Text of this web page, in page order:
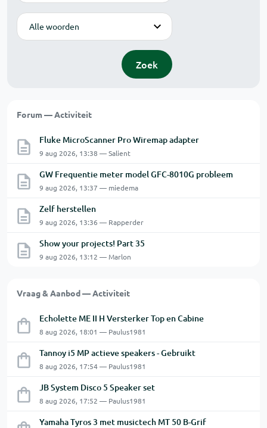
Modus
Zoek
Forum — Activiteit
Fluke MicroScanner Pro Wiremap adapter
9 aug 2026, 13:38 — Salient
GW Frequentie meter model GFC-8010G probleem
9 aug 2026, 13:37 — miedema
Zelf herstellen
9 aug 2026, 13:36 — Rapperder
Show your projects! Part 35
9 aug 2026, 13:12 — Marlon
Vraag & Aanbod — Activiteit
Echolette ME II H Versterker Top en Cabine
8 aug 2026, 18:01 — Paulus1981
Tannoy i5 MP actieve speakers - Gebruikt
8 aug 2026, 17:54 — Paulus1981
JB System Disco 5 Speaker set
8 aug 2026, 17:52 — Paulus1981
Yamaha Tyros 3 met musictech MT 50 B-Grif